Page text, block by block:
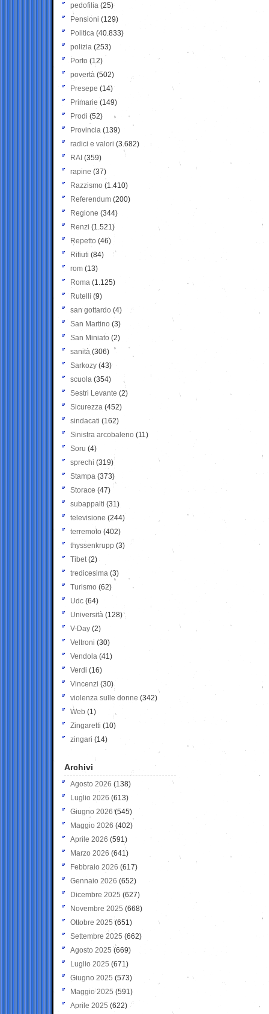
pedofilia (25)
Pensioni (129)
Politica (40.833)
polizia (253)
Porto (12)
povertà (502)
Presepe (14)
Primarie (149)
Prodi (52)
Provincia (139)
radici e valori (3.682)
RAI (359)
rapine (37)
Razzismo (1.410)
Referendum (200)
Regione (344)
Renzi (1.521)
Repetto (46)
Rifiuti (84)
rom (13)
Roma (1.125)
Rutelli (9)
san gottardo (4)
San Martino (3)
San Miniato (2)
sanità (306)
Sarkozy (43)
scuola (354)
Sestri Levante (2)
Sicurezza (452)
sindacati (162)
Sinistra arcobaleno (11)
Soru (4)
sprechi (319)
Stampa (373)
Storace (47)
subappalti (31)
televisione(244)
terremoto (402)
thyssenkrupp (3)
Tibet(2)
tredicesima (3)
Turismo (62)
Udc (64)
Università (128)
V-Day (2)
Veltroni (30)
Vendola (41)
Verdi (16)
Vincenzi (30)
violenza sulle donne (342)
Web (1)
Zingaretti (10)
zingari (14)
Archivi
Agosto 2026 (138)
Luglio 2026 (613)
Giugno 2026 (545)
Maggio 2026 (402)
Aprile 2026 (591)
Marzo 2026 (641)
Febbraio 2026 (617)
Gennaio 2026 (652)
Dicembre 2025 (627)
Novembre 2025 (668)
Ottobre 2025 (651)
Settembre 2025 (662)
Agosto 2025 (669)
Luglio 2025 (671)
Giugno 2025 (573)
Maggio 2025 (591)
Aprile 2025 (622)